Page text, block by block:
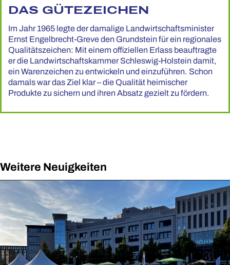
DAS GÜTEZEICHEN
Im Jahr 1965 legte der damalige Landwirtschaftsminister
Ernst Engelbrecht-Greve den Grundstein für ein regionales
Qualitätszeichen: Mit einem offiziellen Erlass beauftragte
er die Landwirtschaftskammer Schleswig-Holstein damit,
ein Warenzeichen zu entwickeln und einzuführen. Schon
damals war das Ziel klar – die Qualität heimischer
Produkte zu sichern und ihren Absatz gezielt zu fördern.
Weitere Neuigkeiten